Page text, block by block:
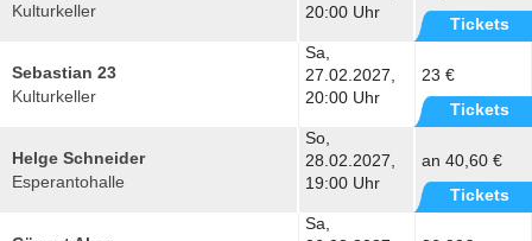
Kulturkeller
20:00 Uhr
Tickets
Sebastian 23
Kulturkeller
Sa,
27.02.2027,
20:00 Uhr
23 €
Tickets
Helge Schneider
Esperantohalle
So,
28.02.2027,
19:00 Uhr
an 40,60 €
Tickets
Sa,